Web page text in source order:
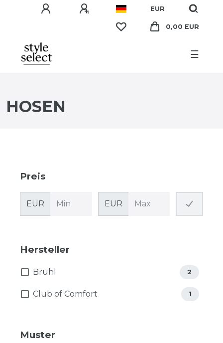
EUR
0,00 EUR
☰
HOSEN
Preis
EUR EUR
Hersteller
Brühl 2
Club of Comfort 1
Muster